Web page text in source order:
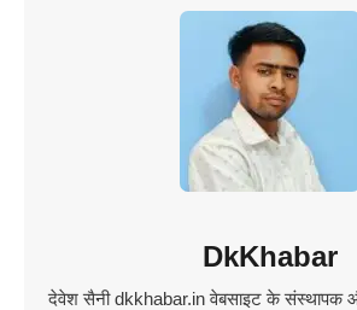
DkKhabar
देवेश सैनी dkkhabar.in वेबसाइट के संस्थापक